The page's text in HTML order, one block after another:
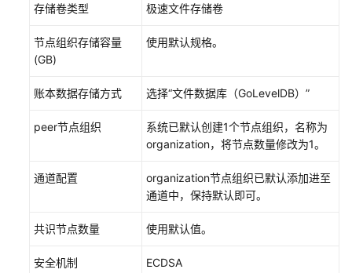
例
Demo
Java
Demo
存储卷类型 极速文件存储卷
节点组织存储容量
(GB)
使用默认规格。
账本数据存储方式 选择“文件数据库（GoLevelDB）”
peer节点组织
系统已默认创建1个节点组织，名称为
organization，将节点数量修改为1。
通道配置
organization节点组织已默认添加进至
通道中，保持默认即可。
共识节点数量 使用默认值。
安全机制 ECDSA